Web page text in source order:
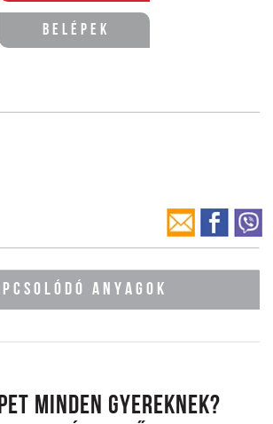
Belépek
ANYAGOK
minden gyereknek?